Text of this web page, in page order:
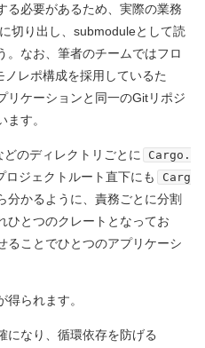
る必要があるため、実際の業務
切り出し、submoduleとして読
。なお、筆者のチームではフロ
レポ構成を採用しているた
リケーションと同一のGitリポジ
ます。
どのディレクトリごとに
Cargo.
ジェクトルート直下にも
Carg
分かるように、責務ごとに分割
ひとつのクレートとなってお
ることでひとつのアプリケーシ
られます。
になり、循環依存を防げる